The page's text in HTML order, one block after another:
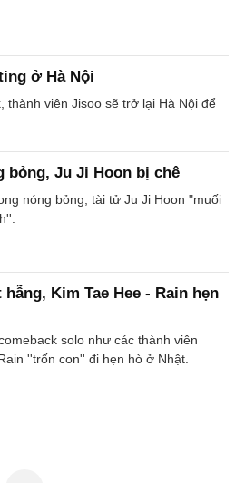
ở Hà Nội
thành viên Jisoo sẽ trở lại Hà Nội để
bỏng, Ju Ji Hoon bị chê
nóng bỏng; tài tử Ju Ji Hoon "muối
Kim Tae Hee - Rain hẹn
solo như các thành viên
''trốn con'' đi hẹn hò ở Nhật.